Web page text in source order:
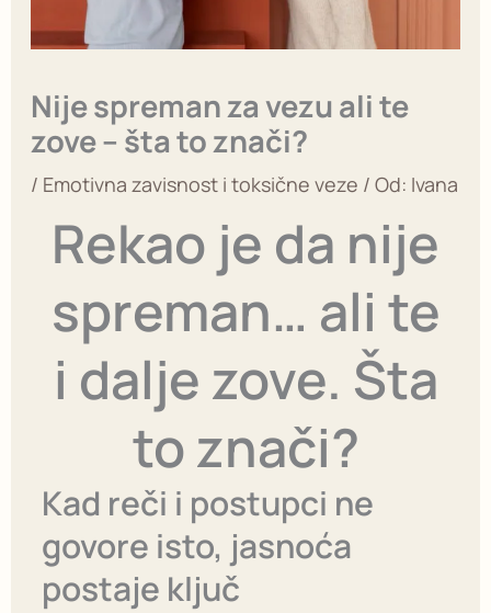
Nije spreman za vezu ali te
zove – šta to znači?
/ Emotivna zavisnost i toksične veze / Od: Ivana
Rekao je da nije
spreman… ali te
i dalje zove. Šta
to znači?
Kad reči i postupci ne
govore isto, jasnoća
postaje ključ